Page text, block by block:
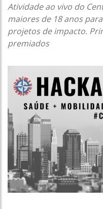
Atividade ao vivo do
maiores de 18 anos
projetos de impacto.
premiados